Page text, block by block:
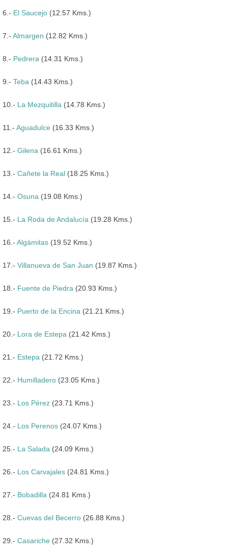
6.- El Saucejo (12.57 Kms.)
7.- Almargen (12.82 Kms.)
8.- Pedrera (14.31 Kms.)
9.- Teba (14.43 Kms.)
10.- La Mezquitilla (14.78 Kms.)
11.- Aguadulce (16.33 Kms.)
12.- Gilena (16.61 Kms.)
13.- Cañete la Real (18.25 Kms.)
14.- Osuna (19.08 Kms.)
15.- La Roda de Andalucía (19.28 Kms.)
16.- Algámitas (19.52 Kms.)
17.- Villanueva de San Juan (19.87 Kms.)
18.- Fuente de Piedra (20.93 Kms.)
19.- Puerto de la Encina (21.21 Kms.)
20.- Lora de Estepa (21.42 Kms.)
21.- Estepa (21.72 Kms.)
22.- Humilladero (23.05 Kms.)
23.- Los Pérez (23.71 Kms.)
24.- Los Perenos (24.07 Kms.)
25.- La Salada (24.09 Kms.)
26.- Los Carvajales (24.81 Kms.)
27.- Bobadilla (24.81 Kms.)
28.- Cuevas del Becerro (26.88 Kms.)
29.- Casariche (27.32 Kms.)